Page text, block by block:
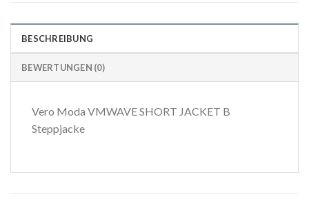
BESCHREIBUNG
BEWERTUNGEN (0)
Vero Moda VMWAVE SHORT JACKET B
Steppjacke